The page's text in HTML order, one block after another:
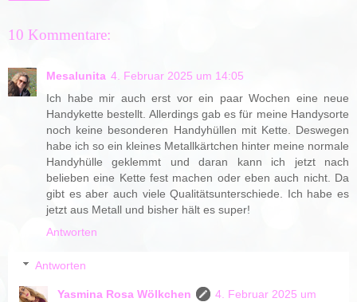
10 Kommentare:
Mesalunita 4. Februar 2025 um 14:05
Ich habe mir auch erst vor ein paar Wochen eine neue
Handykette bestellt. Allerdings gab es für meine Handysorte
noch keine besonderen Handyhüllen mit Kette. Deswegen
habe ich so ein kleines Metallkärtchen hinter meine normale
Handyhülle geklemmt und daran kann ich jetzt nach
belieben eine Kette fest machen oder eben auch nicht. Da
gibt es aber auch viele Qualitätsunterschiede. Ich habe es
jetzt aus Metall und bisher hält es super!
Antworten
Antworten
Yasmina Rosa Wölkchen
4. Februar 2025 um